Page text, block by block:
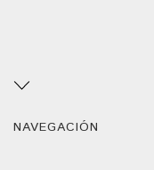
NAVEGACIÓN